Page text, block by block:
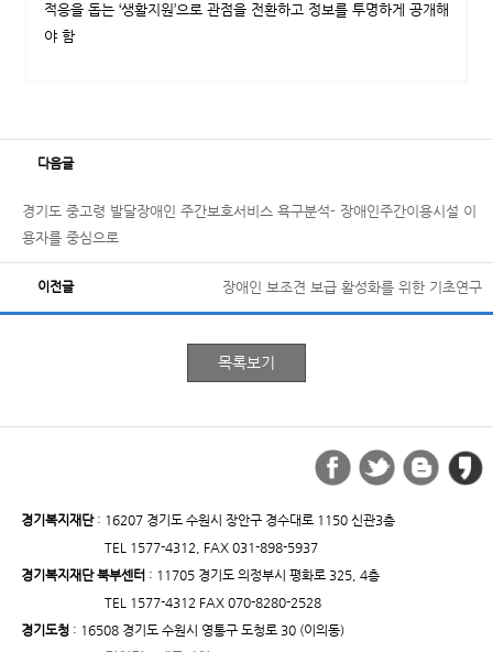
적응을 돕는 ‘생활지원’으로 관점을 전환하고 정보를 투명하게 공개해
야 함
다음글
경기도 중고령 발달장애인 주간보호서비스 욕구분석- 장애인주간이용시설 이
용자를 중심으로
이전글 장애인 보조견 보급 활성화를 위한 기초연구
경기복지재단: 16207 경기도 수원시 장안구 경수대로 1150 신관3층
TEL 1577-4312, FAX 031-898-5937
경기복지재단 북부센터 : 11705 경기도 의정부시 평화로 325, 4층
TEL 1577-4312 FAX 070-8280-2528
경기도청: 16508 경기도 수원시 영통구 도청로 30 (이의동)